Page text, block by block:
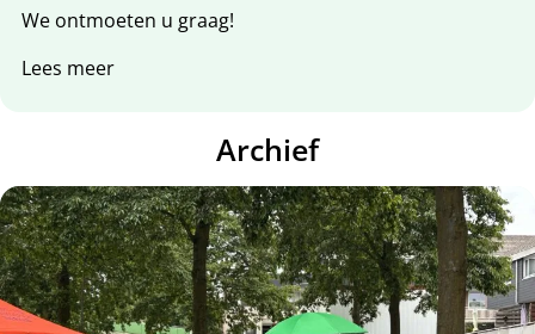
We ontmoeten u graag!
Lees meer
Archief